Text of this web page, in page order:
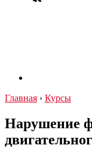
Главная › Курсы
Нарушение